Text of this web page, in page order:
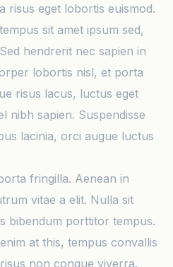
risus eget lobortis euismod.
sit amet ipsum sed,
hendrerit nec sapien in
lobortis nisl, et porta
risus lacus, luctus eget
nibh sapien. Suspendisse
lacinia, orci augue luctus
fringilla. Aenean in
vitae a elit. Nulla sit
bibendum porttitor tempus.
at this, tempus convallis
non congue viverra.